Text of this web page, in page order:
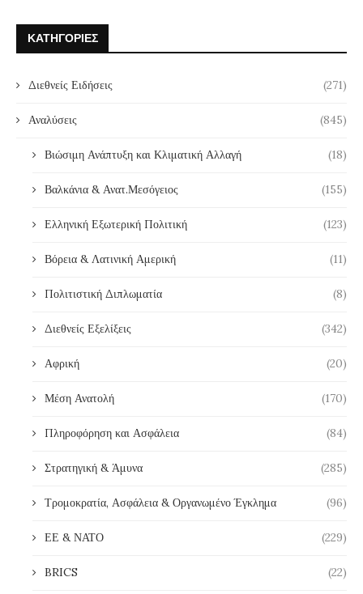
ΚΑΤΗΓΟΡΊΕΣ
Διεθνείς Ειδήσεις (271)
Αναλύσεις (845)
Βιώσιμη Ανάπτυξη και Κλιματική Αλλαγή (18)
Βαλκάνια & Ανατ.Μεσόγειος (155)
Ελληνική Εξωτερική Πολιτική (123)
Βόρεια & Λατινική Αμερική (11)
Πολιτιστική Διπλωματία (8)
Διεθνείς Εξελίξεις (342)
Αφρική (20)
Μέση Ανατολή (170)
Πληροφόρηση και Ασφάλεια (84)
Στρατηγική & Άμυνα (285)
Τρομοκρατία, Ασφάλεια & Οργανωμένο Έγκλημα (96)
ΕΕ & ΝΑΤΟ (229)
BRICS (22)